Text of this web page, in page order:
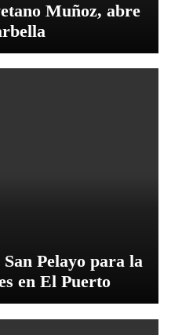
Muñoz, abre
Pelayo para la
en El Puerto